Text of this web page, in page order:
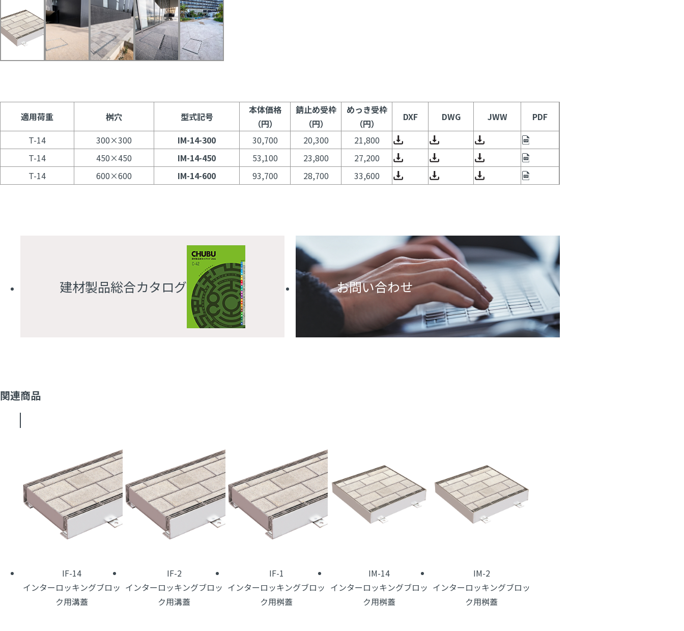
適用荷重 桝穴 型式記号
本体価格
（円）
錆止め受枠
（円）
めっき受枠
（円）
DXF DWG JWW
PDF
T-14
300×300 IM-14-300 30,700 20,300
21,800
T-14
450×450 IM-14-450 53,100 23,800
27,200
T-14
600×600 IM-14-600 93,700 28,700 33,600
建材製品総合カタログ お問い合わせ
関連商品
IF-14
インターロッキングブロッ
ク用溝蓋
IF-2
インターロッキングブロッ
ク用溝蓋
IF-1
インターロッキングブロッ
ク用桝蓋
IM-14
インターロッキングブロッ
ク用桝蓋
IM-2
インターロッキングブロッ
ク用桝蓋